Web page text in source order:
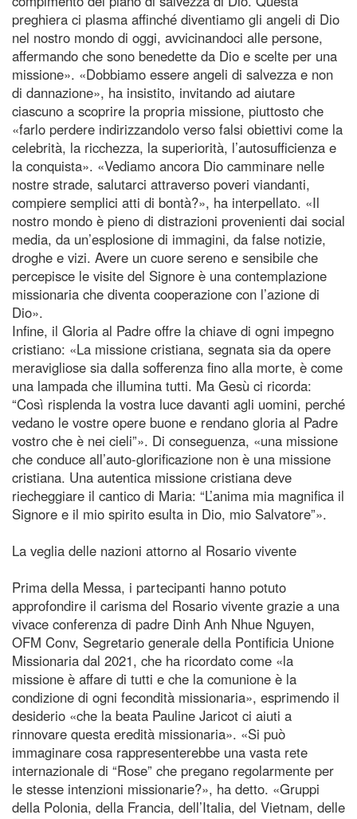
preghiera ci plasma affinché diventiamo gli angeli di Dio
nel nostro mondo di oggi, avvicinandoci alle persone,
affermando che sono benedette da Dio e scelte per una
missione». «Dobbiamo essere angeli di salvezza e non
di dannazione», ha insistito, invitando ad aiutare
ciascuno a scoprire la propria missione, piuttosto che
«farlo perdere indirizzandolo verso falsi obiettivi come la
celebrità, la ricchezza, la superiorità, l’autosufficienza e
la conquista». «Vediamo ancora Dio camminare nelle
nostre strade, salutarci attraverso poveri viandanti,
compiere semplici atti di bontà?», ha interpellato. «Il
nostro mondo è pieno di distrazioni provenienti dai social
media, da un’esplosione di immagini, da false notizie,
droghe e vizi. Avere un cuore sereno e sensibile che
percepisce le visite del Signore è una contemplazione
missionaria che diventa cooperazione con l’azione di
Dio».
Infine, il Gloria al Padre offre la chiave di ogni impegno
cristiano: «La missione cristiana, segnata sia da opere
meravigliose sia dalla sofferenza fino alla morte, è come
una lampada che illumina tutti. Ma Gesù ci ricorda:
“Così risplenda la vostra luce davanti agli uomini, perché
vedano le vostre opere buone e rendano gloria al Padre
vostro che è nei cieli”». Di conseguenza, «una missione
che conduce all’auto-glorificazione non è una missione
cristiana. Una autentica missione cristiana deve
riecheggiare il cantico di Maria: “L’anima mia magnifica il
Signore e il mio spirito esulta in Dio, mio Salvatore”».
La veglia delle nazioni attorno al Rosario vivente
Prima della Messa, i partecipanti hanno potuto
approfondire il carisma del Rosario vivente grazie a una
vivace conferenza di padre Dinh Anh Nhue Nguyen,
OFM Conv, Segretario generale della Pontificia Unione
Missionaria dal 2021, che ha ricordato come «la
missione è affare di tutti e che la comunione è la
condizione di ogni fecondità missionaria», esprimendo il
desiderio «che la beata Pauline Jaricot ci aiuti a
rinnovare questa eredità missionaria». «Si può
immaginare cosa rappresenterebbe una vasta rete
internazionale di “Rose” che pregano regolarmente per
le stesse intenzioni missionarie?», ha detto. «Gruppi
della Polonia, della Francia, dell’Italia, del Vietnam, delle